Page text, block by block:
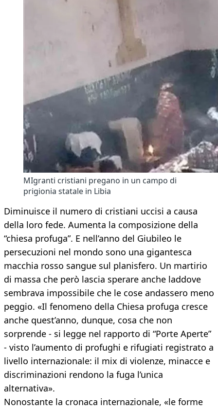
MIgranti cristiani pregano in un campo di
prigionia statale in Libia
Diminuisce il numero di cristiani uccisi a causa
della loro fede. Aumenta la composizione della
“chiesa profuga”. E nell’anno del Giubileo le
persecuzioni nel mondo sono una gigantesca
macchia rosso sangue sul planisfero. Un martirio
di massa che però lascia sperare anche laddove
sembrava impossibile che le cose andassero meno
peggio. «Il fenomeno della Chiesa profuga cresce
anche quest’anno, dunque, cosa che non
sorprende - si legge nel rapporto di “Porte Aperte”
- visto l’aumento di profughi e rifugiati registrato a
livello internazionale: il mix di violenze, minacce e
discriminazioni rendono la fuga l’unica
alternativa».
Nonostante la cronaca internazionale, «le forme